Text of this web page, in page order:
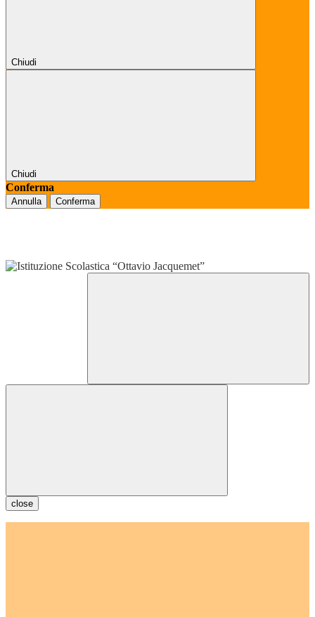
Chiudi
Chiudi
Conferma
Annulla Conferma
close